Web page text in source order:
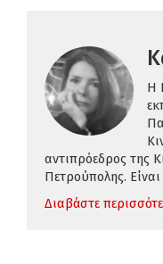
H
αντιπρόεδρος της
Πετρούπολης.
Διαβάστε